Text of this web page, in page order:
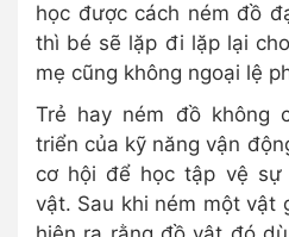
học được cách ném đồ
thì bé sẽ lặp đi lặp lại
mẹ cũng không ngoại lệ
Trẻ hay ném đồ không
triển của kỹ năng vận
cơ hội để học tập vệ sự
vật. Sau khi ném một vật